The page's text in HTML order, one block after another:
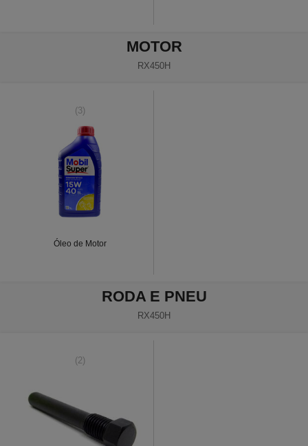
MOTOR
RX450H
(3)
Óleo de Motor
RODA E PNEU
RX450H
(2)